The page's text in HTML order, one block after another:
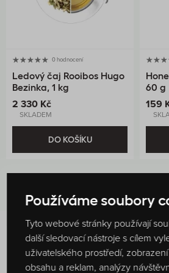
0 hodnocení
Ledový čaj Rooibos Hugo
Bezinka, 1 kg
2 330 Kč
SKLADEM
DO KOŠÍKU
60 g
159
Hodnocení
Používáme soubory
Tyto webové stránky používají
další sledovací nástroje s cílem
uživatelského prostředí,
obsahu a reklam, analýzy